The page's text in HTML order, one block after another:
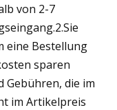
von 2-7
eine Bestellung
sparen
Gebühren, die im
im Artikelpreis